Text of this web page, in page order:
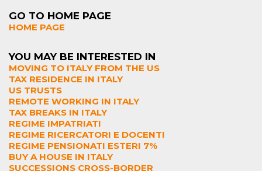
GO TO HOME PAGE
HOME PAGE
YOU MAY BE INTERESTED IN
MOVING TO ITALY FROM THE US
TAX RESIDENCE IN ITALY
US TRUSTS
REMOTE WORKING IN ITALY
TAX BREAKS IN ITALY
REGIME IMPATRIATI
REGIME RICERCATORI E DOCENTI
REGIME PENSIONATI ESTERI 7%
BUY A HOUSE IN ITALY
SUCCESSIONS CROSS-BORDER